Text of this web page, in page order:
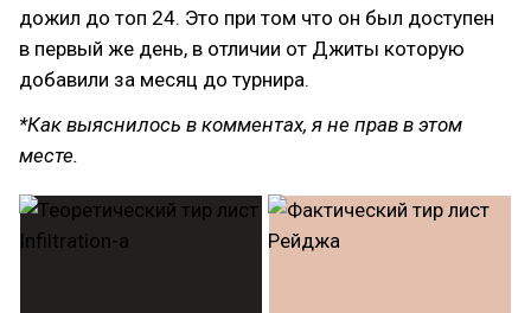
дожил до топ 24. Это при том что он был доступен
в первый же день, в отличии от Джиты которую
добавили за месяц до турнира.
*Как выяснилось в комментах, я не прав в этом
месте.